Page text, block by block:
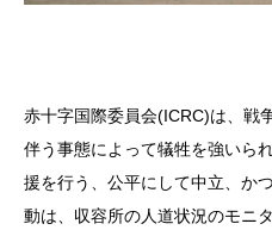
赤十字国際委員会(ICRC)は、戦
伴う事態によって犠牲を強いら
援を行う、公平にして中立、か
動は、収容所の人道状況のモニ